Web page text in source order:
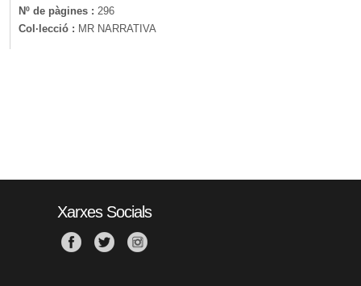
Nº de pàgines : 296
Col·lecció : MR NARRATIVA
Xarxes Socials